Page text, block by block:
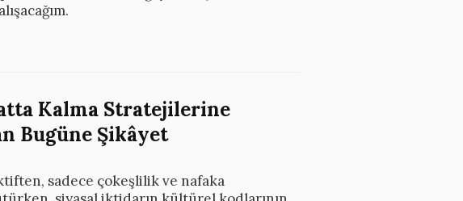
Kalma Stratejilerine
Bugüne Şikâyet
sadece çokeşlilik ve nafaka